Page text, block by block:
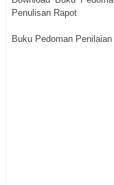
Penulisan Rapot
Buku Pedoman